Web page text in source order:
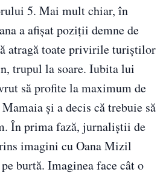
5. Mai mult chiar, în
a afișat poziții demne de
atragă toate privirile turiștilor
trupul la soare. Iubita lui
să profite la maximum de
și a decis că trebuie să
În prima fază, jurnaliștii de
imagini cu Oana Mizil
burtă. Imaginea face cât o